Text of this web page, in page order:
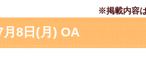
※掲載内容
月8日(月) OA